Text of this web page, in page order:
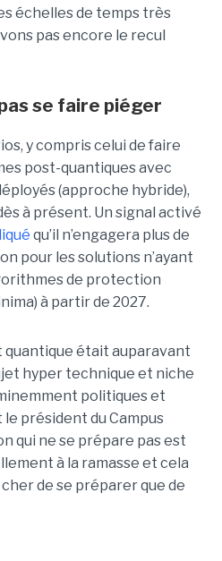
échelles de temps très
pas encore le recul
se faire piéger
y compris celui de faire
post-quantiques avec
(approche hybride),
à présent. Un signal activé
qu’il n’engagera plus de
pour les solutions n’ayant
de protection
à partir de 2027.
était auparavant
hyper technique et niche
politiques et
président du Campus
qui ne se prépare pas est
à la ramasse et cela
de se préparer que de